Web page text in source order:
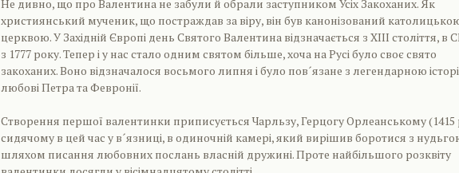
Не дивно, що про Валентина не забули й обрали заступником Усіх Закоханих. Як
християнський мученик, що постраждав за віру, він був канонізований
церквою. У Західній Європі день Святого Валентина відзначається з ХІІІ століття, в
з 1777 року. Тепер і у нас стало одним святом більше, хоча на Русі було своє свято
закоханих. Воно відзначалося восьмого липня і було пов´язане з легендарною
любові Петра та Февронії.
Створення першої валентинки приписується Чарльзу, Герцогу Орлеанському (1415
сидячому в цей час у в´язниці, в одиночній камері, який вирішив боротися з
шляхом писання любовних послань власній дружині. Проте найбільшого розквіту